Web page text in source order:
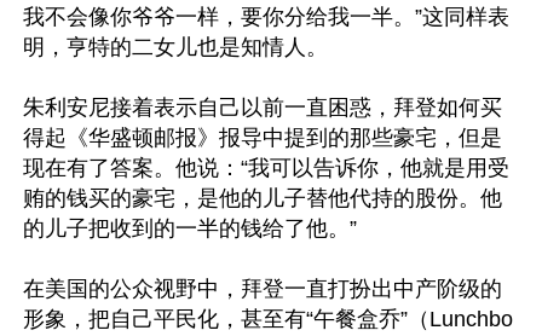
我不会像你爷爷一样，要你分给我一半。”这同样表
明，亨特的二女儿也是知情人。
朱利安尼接着表示自己以前一直困惑，拜登如何买
得起《华盛顿邮报》报导中提到的那些豪宅，但是
现在有了答案。他说：“我可以告诉你，他就是用受
贿的钱买的豪宅，是他的儿子替他代持的股份。他
的儿子把收到的一半的钱给了他。”
在美国的公众视野中，拜登一直打扮出中产阶级的
形象，把自己平民化，甚至有“午餐盒乔”（Lunchbo